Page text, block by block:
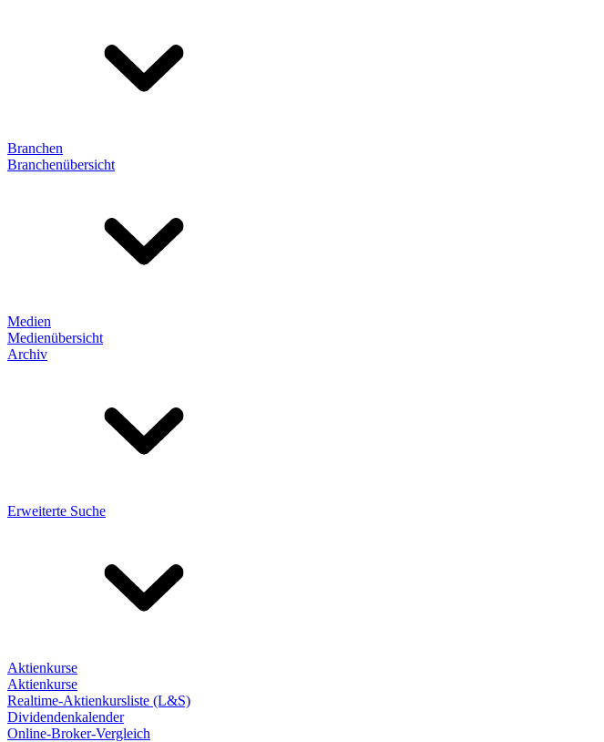
Branchen
Branchenübersicht
Medien
Medienübersicht
Archiv
Erweiterte Suche
Aktienkurse
Aktienkurse
Realtime-Aktienkursliste (L&S)
Dividendenkalender
Online-Broker-Vergleich